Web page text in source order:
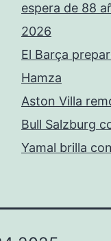
espera de 88
2026
El Barça
Hamza
Aston Villa
Bull Salzburg
Yamal brilla